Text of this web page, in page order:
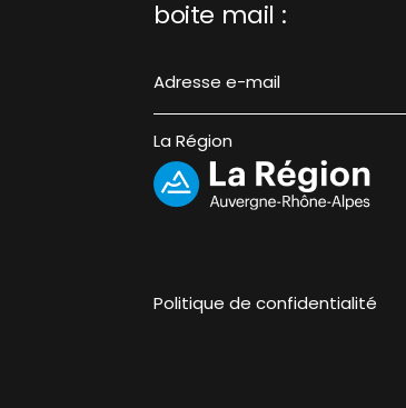
boite mail :
La Région
Politique de confidentialité